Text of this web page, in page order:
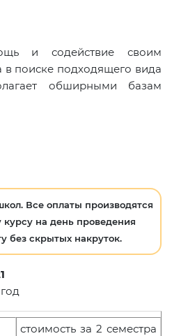
и содействие своим
в поиске подходящего вида
обширными базам
Все оплаты производятся
на день проведения
без скрытых накруток.
стоимость за 2 семестра